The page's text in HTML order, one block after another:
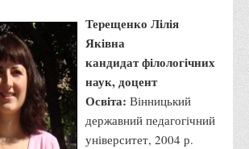
студентів 2020
студентів 2019
студентів 2018
студентів 2017
Терещенко Лілія
Яківна
кандидат філологічних
наук, доцент
Освіта: Вінницький
державний педагогічний
університет, 2004 р.